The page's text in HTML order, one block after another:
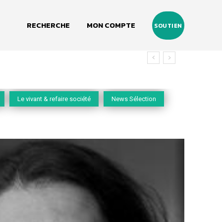
RECHERCHE MON COMPTE SOUTIEN
Le vivant & refaire société News Sélection